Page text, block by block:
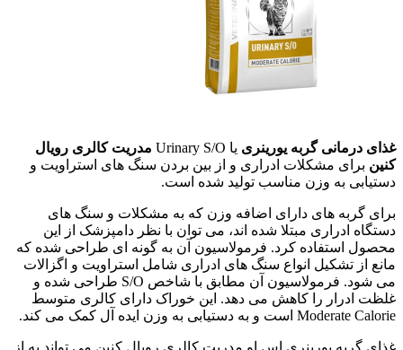
غذای درمانی گربه یورینری یا Urinary S/O مدریت کالری رویال
کنین برای مشکلات ادراری و از بین بردن سنگ های استراویت و
دستیابی به وزن مناسب تولید شده است.
برای گربه های دارای اضافه وزن که به مشکلات و سنگ های
دستگاه ادراری مبتلا شده اند، می توان با نظر دامپزشک از این
محصول استفاده کرد. فرمولاسیون آن به گونه ای طراحی شده که
مانع از تشکیل انواع سنگ های ادراری شامل استراویت و اگزالات
می شود. فرمولاسیون آن مطابق با شاخص S/O طراحی شده و
غلظت ادرار را کاهش می دهد. این خوراک دارای کالری متوسط
Moderate Calorie است و به دستیابی به وزن ایده آل کمک می کند.
غذای گربه یورینری اس او مدریت کالری رویال کنین می تواند به از